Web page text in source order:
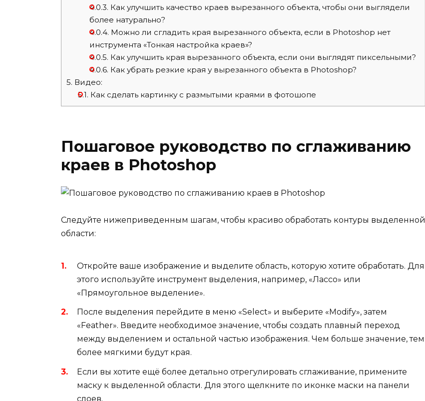
4.0.3. Как улучшить качество краев вырезанного объекта, чтобы они выглядели
более натурально?
4.0.4. Можно ли сгладить края вырезанного объекта, если в Photoshop нет
инструмента «Тонкая настройка краев»?
4.0.5. Как улучшить края вырезанного объекта, если они выглядят пиксельными?
4.0.6. Как убрать резкие края у вырезанного объекта в Photoshop?
5. Видео:
5.1. Как сделать картинку с размытыми краями в фотошопе
Пошаговое руководство по сглаживанию
краев в Photoshop
Следуйте нижеприведенным шагам, чтобы красиво обработать контуры выделенной
области:
Откройте ваше изображение и выделите область, которую хотите обработать. Для
этого используйте инструмент выделения, например, «Лассо» или
«Прямоугольное выделение».
После выделения перейдите в меню «Select» и выберите «Modify», затем
«Feather». Введите необходимое значение, чтобы создать плавный переход
между выделением и остальной частью изображения. Чем больше значение, тем
более мягкими будут края.
Если вы хотите ещё более детально отрегулировать сглаживание, примените
маску к выделенной области. Для этого щелкните по иконке маски на панели
слоев.